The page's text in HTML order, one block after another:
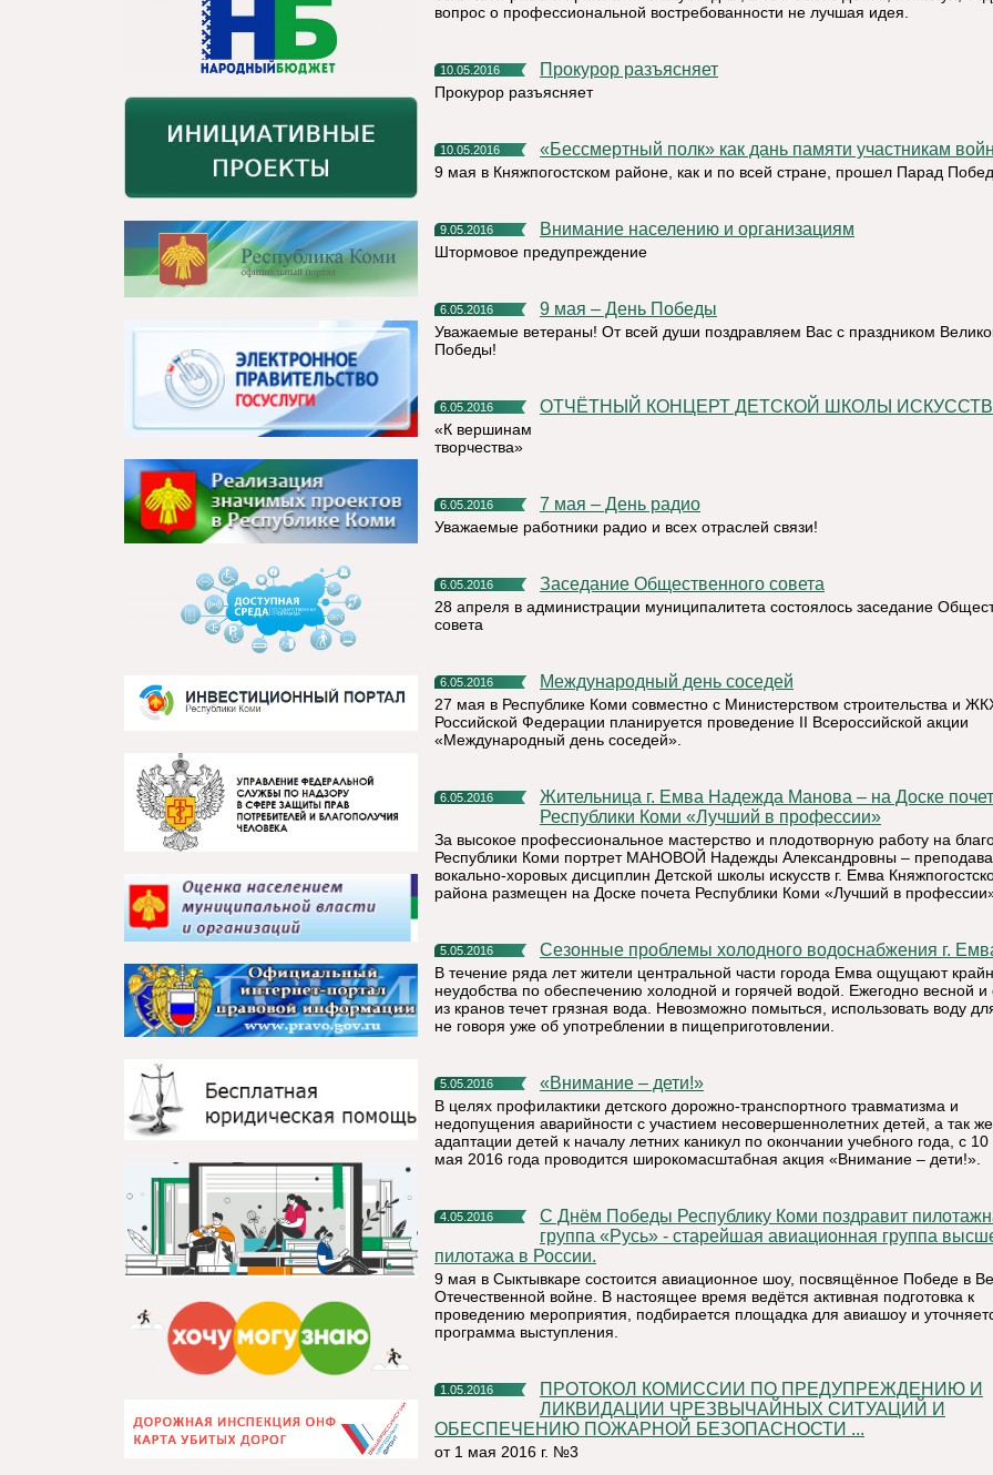
вопрос о профессиональной востребованности не лучшая идея.
10.05.2016 Прокурор разъясняет
Прокурор разъясняет
10.05.2016 «Бессмертный полк» как дань памяти участникам
9 мая в Княжпогостском районе, как и по всей стране, прошел Парад
9.05.2016 Внимание населению и организациям
Штормовое предупреждение
6.05.2016 9 мая – День Победы
Уважаемые ветераны! От всей души поздравляем Вас с праздником
Победы!
6.05.2016 ОТЧЁТНЫЙ КОНЦЕРТ ДЕТСКОЙ ШКОЛЫ ИСКУССТВ
«К вершинам
творчества»
6.05.2016 7 мая – День радио
Уважаемые работники радио и всех отраслей связи!
6.05.2016 Заседание Общественного совета
28 апреля в администрации муниципалитета состоялось заседание
совета
6.05.2016 Международный день соседей
27 мая в Республике Коми совместно с Министерством строительства и
Российской Федерации планируется проведение II Всероссийской акции
«Международный день соседей».
6.05.2016
Жительница г. Емва Надежда Манова – на Доске почета
Республики Коми «Лучший в профессии»
За высокое профессиональное мастерство и плодотворную работу на
Республики Коми портрет МАНОВОЙ Надежды Александровны –
вокально-хоровых дисциплин Детской школы искусств г. Емва
района размещен на Доске почета Республики Коми «Лучший в
5.05.2016 Сезонные проблемы холодного водоснабжения г.
В течение ряда лет жители центральной части города Емва ощущают
неудобства по обеспечению холодной и горячей водой. Ежегодно весной и
из кранов течет грязная вода. Невозможно помыться, использовать воду
не говоря уже об употреблении в пищеприготовлении.
5.05.2016 «Внимание – дети!»
В целях профилактики детского дорожно-транспортного травматизма и
недопущения аварийности с участием несовершеннолетних детей, а так же
адаптации детей к началу летних каникул по окончании учебного года, с
мая 2016 года проводится широкомасштабная акция «Внимание – дети!».
4.05.2016
С Днём Победы Республику Коми поздравит пилотажная
группа «Русь» - старейшая авиационная группа
пилотажа в России.
9 мая в Сыктывкаре состоится авиационное шоу, посвящённое Победе в
Отечественной войне. В настоящее время ведётся активная подготовка к
проведению мероприятия, подбирается площадка для авиашоу и
программа выступления.
1.05.2016
ПРОТОКОЛ КОМИССИИ ПО ПРЕДУПРЕЖДЕНИЮ И
ЛИКВИДАЦИИ ЧРЕЗВЫЧАЙНЫХ СИТУАЦИЙ И
ОБЕСПЕЧЕНИЮ ПОЖАРНОЙ БЕЗОПАСНОСТИ ...
от 1 мая 2016 г. №3